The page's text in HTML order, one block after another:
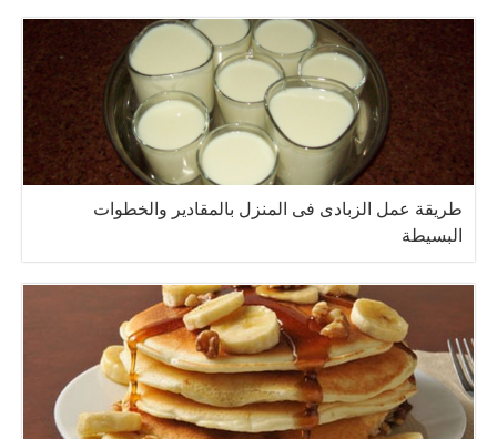
طريقة عمل الزبادى فى المنزل بالمقادير والخطوات
البسيطة